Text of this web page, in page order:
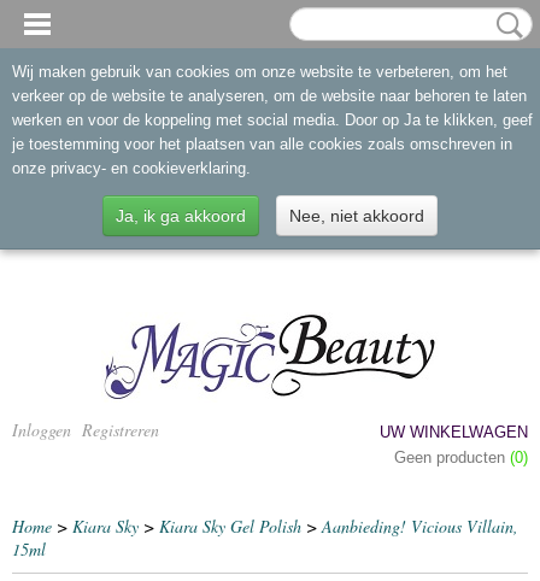
Inloggen Registreren
UW WINKELWAGEN
Geen producten (0)
Home > Kiara Sky > Kiara Sky Gel Polish >Aanbieding! Vicious Villain,
15ml
Wij maken gebruik van cookies om onze website te verbeteren, om het
verkeer op de website te analyseren, om de website naar behoren te laten
werken en voor de koppeling met social media. Door op Ja te klikken, geef
je toestemming voor het plaatsen van alle cookies zoals omschreven in
onze privacy- en cookieverklaring.
Ja, ik ga akkoord Nee, niet akkoord